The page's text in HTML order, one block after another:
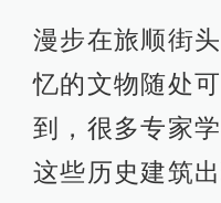
漫步在旅顺街
忆的文物随处
到，很多专家
这些历史建筑